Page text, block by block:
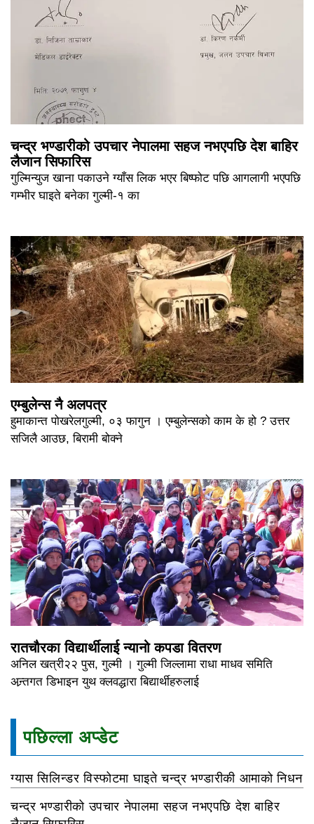
चन्द्र भण्डारीको उपचार नेपालमा सहज नभएपछि देश बाहिर
लैजान सिफारिस
गुल्मिन्युज खाना पकाउने ग्याँस लिक भएर बिष्फोट पछि आगलागी भएपछि
गम्भीर घाइते बनेका गुल्मी-१ का
एम्बुलेन्स नै अलपत्र
हुमाकान्त पोखरेलगुल्मी, ०३ फागुन । एम्बुलेन्सको काम के हो ? उत्तर
सजिलै आउछ, बिरामी बोक्ने
रातचौरका विद्यार्थीलाई न्यानो कपडा वितरण
अनिल खत्री२२ पुस, गुल्मी । गुल्मी जिल्लामा राधा माधव समिति
अन्र्तगत डिभाइन युथ क्लवद्धारा बिद्यार्थीहरुलाई
पछिल्ला अप्डेट
ग्यास सिलिन्डर विस्फोटमा घाइते चन्द्र भण्डारीकी आमाको निधन
चन्द्र भण्डारीको उपचार नेपालमा सहज नभएपछि देश बाहिर